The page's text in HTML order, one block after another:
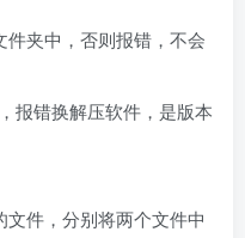
件夹中，否则报错，不会
报错换解压软件，是版本
件，分别将两个文件中